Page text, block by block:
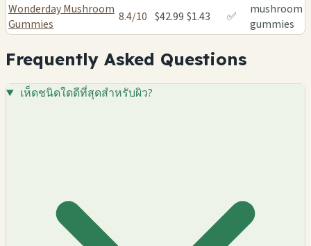
Wonderday Mushroom
Gummies
8.4/10 $42.99 $1.43 ✅
mushroom
gummies
Frequently Asked Questions
เห็ดชนิดใดดีที่สุดสำหรับผิว?